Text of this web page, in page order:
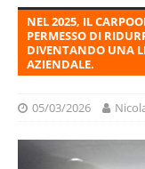
NEL 2025, IL
PERMESSO DI
DIVENTANDO UNA
AZIENDALE.
05/03/2026